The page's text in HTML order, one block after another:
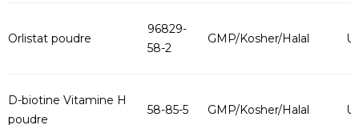
Orlistat poudre
96829-
58-2
GMP/Kosher/Halal
D-biotine Vitamine H
poudre
58-85-5 GMP/Kosher/Halal